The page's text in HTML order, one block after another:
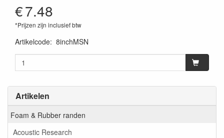
Artikelen
Foam & Rubber randen
Acoustic Research
€7.48
*Prijzen zijn inclusief btw
Artikelcode: 8inchMSN